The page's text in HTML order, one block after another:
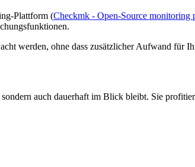
Plattform (Checkmk - Open-Source monitoring
werden, ohne dass zusätzlicher Aufwand für
auch dauerhaft im Blick bleibt. Sie